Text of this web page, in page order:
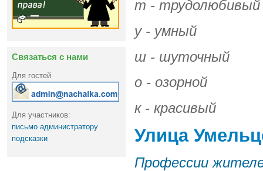
Связаться с нами
Для гостей
Для участников:
письмо администратору
подсказки
т - трудолюбивый
у - умный
ш - шуточный
о - озорной
к - красивый
Улица
Профессии